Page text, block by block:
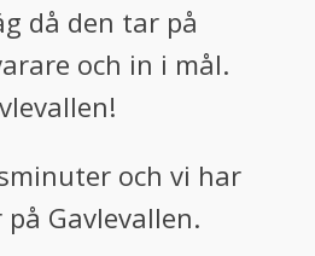
då den tar på
och in i mål.
och vi har
Gavlevallen.